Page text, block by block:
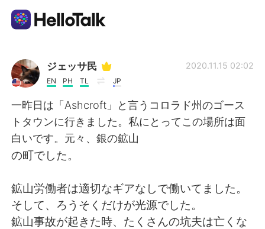
Aplicación de intercambio de idiomas
AI Grammar Checker
Español
繁體中文 العربية
ジェッサ民
EN PH TL JP
2020.11.15 02:02
一昨日は「Ashcroft」と言うコロラド州のゴース
トタウンに行きました。私にとってこの場所は面
白いです。元々、銀の鉱山
の町でした。
鉱山労働者は適切なギアなしで働いてました。
そして、ろうそくだけが光源でした。
鉱山事故が起きた時、たくさんの坑夫は亡くな